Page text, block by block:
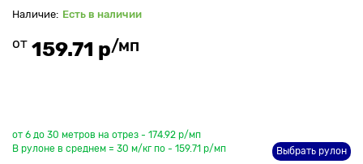
Есть в наличии
от 159.71 р/мп
от 6 до 30 метров на отрез - 174.92 р/мп
В рулоне в среднем = 30 м/кг по - 159.71 р/мп
Выбрать рулон